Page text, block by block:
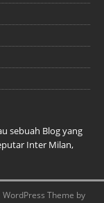
sebuah Blog yang
Inter Milan,
Theme by